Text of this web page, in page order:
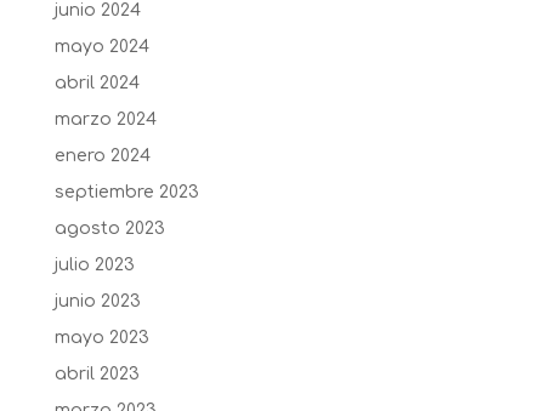
junio 2024
mayo 2024
abril 2024
marzo 2024
enero 2024
septiembre 2023
agosto 2023
julio 2023
junio 2023
mayo 2023
abril 2023